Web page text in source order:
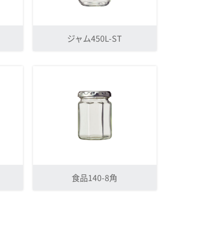
ジャム450L-ST
食品140-8角